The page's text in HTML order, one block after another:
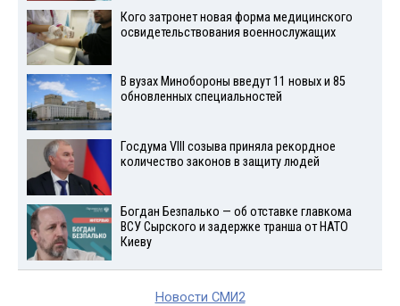
Кого затронет новая форма медицинского
освидетельствования военнослужащих
В вузах Минобороны введут 11 новых и 85
обновленных специальностей
Госдума VIII созыва приняла рекордное
количество законов в защиту людей
Богдан Безпалько — об отставке главкома
ВСУ Сырского и задержке транша от НАТО
Киеву
Новости СМИ2